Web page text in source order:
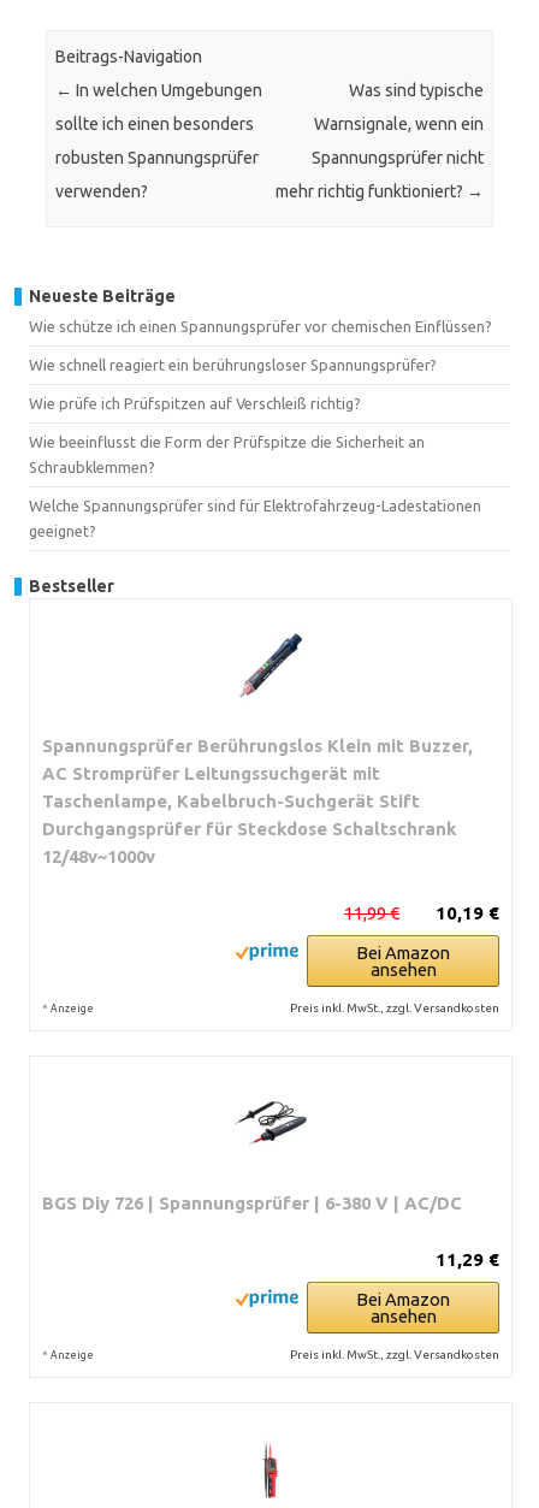
Beitrags-Navigation
← In welchen Umgebungen
sollte ich einen besonders
robusten Spannungsprüfer
verwenden?
Was sind typische
Warnsignale, wenn ein
Spannungsprüfer nicht
mehr richtig funktioniert? →
Neueste Beiträge
Wie schütze ich einen Spannungsprüfer vor chemischen Einflüssen?
Wie schnell reagiert ein berührungsloser Spannungsprüfer?
Wie prüfe ich Prüfspitzen auf Verschleiß richtig?
Wie beeinflusst die Form der Prüfspitze die Sicherheit an
Schraubklemmen?
Welche Spannungsprüfer sind für Elektrofahrzeug-Ladestationen
geeignet?
Bestseller
Spannungsprüfer Berührungslos Klein mit Buzzer,
AC Stromprüfer Leitungssuchgerät mit
Taschenlampe, Kabelbruch-Suchgerät Stift
Durchgangsprüfer für Steckdose Schaltschrank
12/48v~1000v
10,19 €
11,99 €
Bei Amazon
ansehen
* Anzeige Preis inkl. MwSt., zzgl. Versandkosten
BGS Diy 726 | Spannungsprüfer | 6-380 V | AC/DC
11,29 €
Bei Amazon
ansehen
* Anzeige Preis inkl. MwSt., zzgl. Versandkosten